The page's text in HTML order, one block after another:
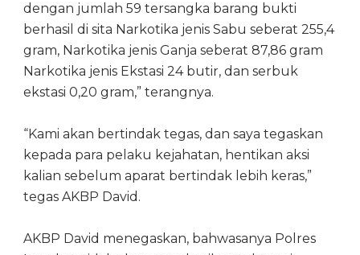
dengan jumlah 59 tersangka barang bukti
berhasil di sita Narkotika jenis Sabu seberat 255,4
gram, Narkotika jenis Ganja seberat 87,86 gram
Narkotika jenis Ekstasi 24 butir, dan serbuk
ekstasi 0,20 gram,” terangnya.
“Kami akan bertindak tegas, dan saya tegaskan
kepada para pelaku kejahatan, hentikan aksi
kalian sebelum aparat bertindak lebih keras,”
tegas AKBP David.
AKBP David menegaskan, bahwasanya Polres